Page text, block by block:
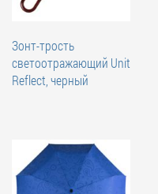
Зонт-трость
светоотражающий Unit
Reflect, черный